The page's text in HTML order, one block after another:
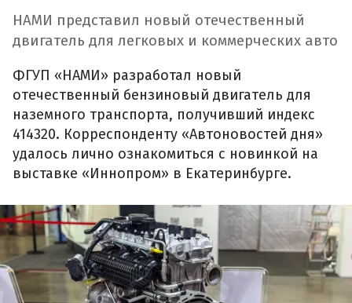
НАМИ представил новый отечественный
двигатель для легковых и коммерческих авто
ФГУП «НАМИ» разработал новый
отечественный бензиновый двигатель для
наземного транспорта, получивший индекс
414320. Корреспонденту «Автоновостей дня»
удалось лично ознакомиться с новинкой на
выставке «Иннопром» в Екатеринбурге.